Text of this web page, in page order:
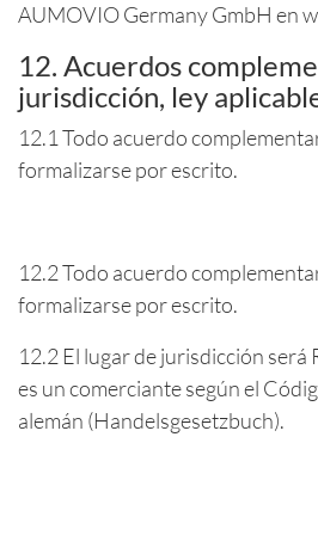
AUMOVIO Germany GmbH en
12. Acuerdos
jurisdicción, ley
12.1 Todo acuerdo
formalizarse por escrito.
12.2 Todo acuerdo
formalizarse por escrito.
12.2 El lugar de jurisdicción será
es un comerciante según el
alemán (Handelsgesetzbuch).